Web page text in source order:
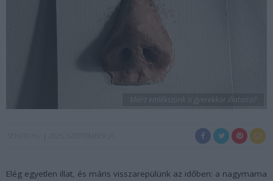
Miért emlékszünk a gyerekkor illataira?
Elég egyetlen illat, és máris visszarepülünk az időben: a nagymama